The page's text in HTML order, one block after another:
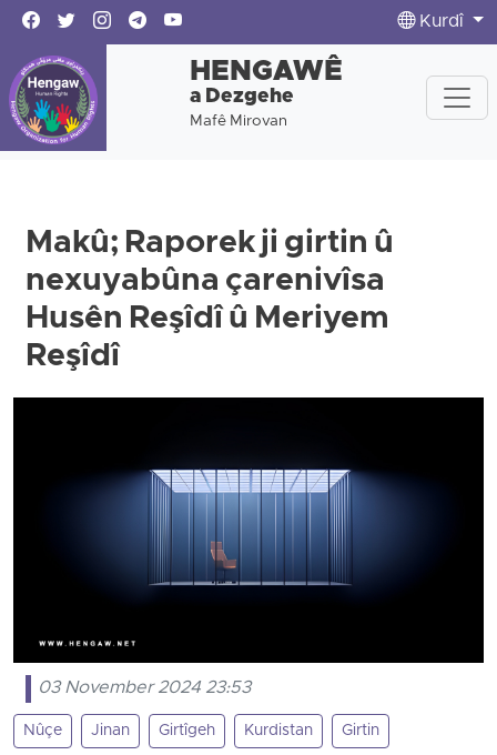
Kurdî
HENGAWÊ
a Dezgehe
Mafê Mirovan
Makû; Raporek ji girtin û
nexuyabûna çarenivîsa
Husên Reşîdî û Meriyem
Reşîdî
03 November 2024 23:53
Nûçe Jinan Girtîgeh Kurdistan Girtin